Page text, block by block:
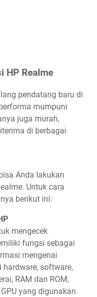
HP Realme
pendatang baru di
mumpuni
juga murah,
di berbagai
Anda lakukan
Untuk cara
berikut ini:
mengecek
fungsi sebagai
mengenai
hardware, software,
RAM dan ROM,
yang digunakan.